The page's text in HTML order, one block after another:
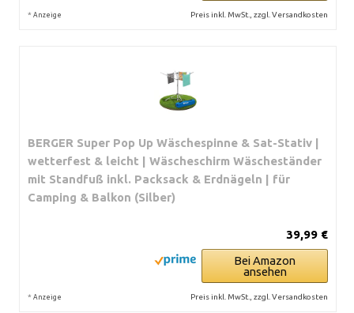
* Anzeige Preis inkl. MwSt., zzgl. Versandkosten
BERGER Super Pop Up Wäschespinne & Sat-Stativ |
wetterfest & leicht | Wäscheschirm Wäscheständer
mit Standfuß inkl. Packsack & Erdnägeln | für
Camping & Balkon (Silber)
39,99 €
Bei Amazon
ansehen
* Anzeige Preis inkl. MwSt., zzgl. Versandkosten